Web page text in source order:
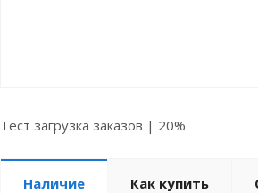
Тест загрузка заказов | 20%
Наличие Как купить